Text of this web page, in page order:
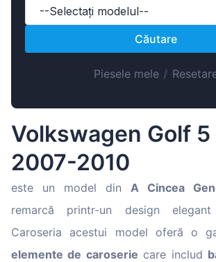
Lietuvių
Hrvatski
Português
Slovenčina
--Selectați modelul--
Căutare
Piesele mele/
Volkswagen Golf
2007-2010
este un model din A Cincea
remarcă printr-un design
Caroseria acestui model oferă o
elemente de caroserie care includ